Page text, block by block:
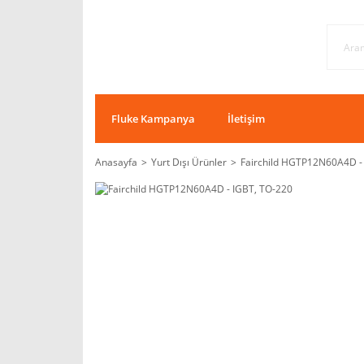
Fluke Kampanya İletişim
Anasayfa Yurt Dışı Ürünler
Fairchild HGTP12N60A4D